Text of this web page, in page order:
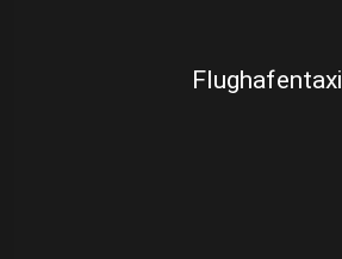
Flughafentaxi